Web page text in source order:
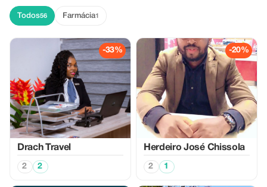
Todos56 Farmácia1
-33%
Drach Travel
2 2
-20%
Herdeiro José Chissola
2 1